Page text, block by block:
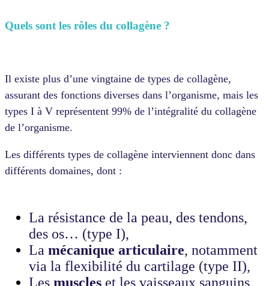
Quels sont les rôles du collagène ?
Il existe plus d’une vingtaine de types de collagène,
assurant des fonctions diverses dans l’organisme, mais les
types I à V représentent 99% de l’intégralité du collagène
de l’organisme.
Les différents types de collagène interviennent donc dans
différents domaines, dont :
La résistance de la peau, des tendons,
des os… (type I),
La mécanique articulaire, notamment
via la flexibilité du cartilage (type II),
Les muscles et les vaisseaux sanguins